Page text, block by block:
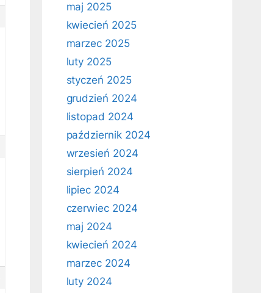
maj 2025
kwiecień 2025
marzec 2025
luty 2025
styczeń 2025
grudzień 2024
listopad 2024
październik 2024
wrzesień 2024
sierpień 2024
lipiec 2024
czerwiec 2024
maj 2024
kwiecień 2024
marzec 2024
luty 2024